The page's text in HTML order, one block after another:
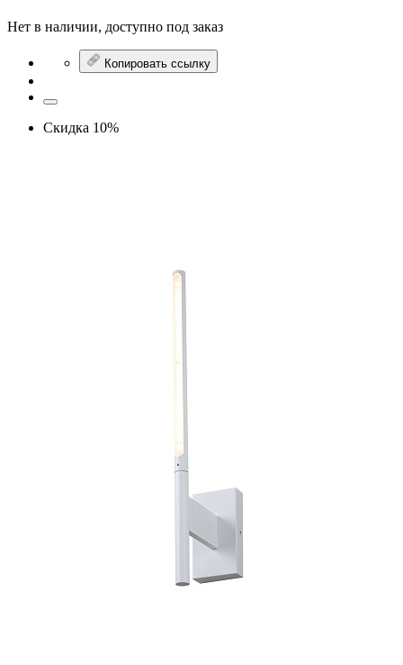
Нет в наличии, доступно под заказ
Копировать ссылку
Скидка 10%